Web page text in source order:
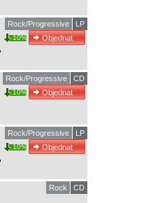
LP
Rock/Progressive
10%
CD
Rock/Progressive
10%
LP
Rock/Progressive
10%
CD
Rock